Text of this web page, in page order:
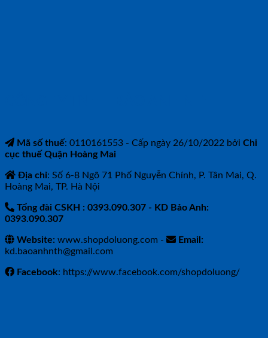
Mã số thuế: 0110161553 - Cấp ngày 26/10/2022 bởi Chi
cục thuế Quận Hoàng Mai
Địa chỉ: Số 6-8 Ngõ 71 Phố Nguyễn Chính, P. Tân Mai, Q.
Hoàng Mai, TP. Hà Nội
Tổng đài CSKH : 0393.090.307 - KD Bảo Anh:
0393.090.307
Website: www.shopdoluong.com -
Email:
kd.baoanhnth@gmail.com
Facebook: https://www.facebook.com/shopdoluong/